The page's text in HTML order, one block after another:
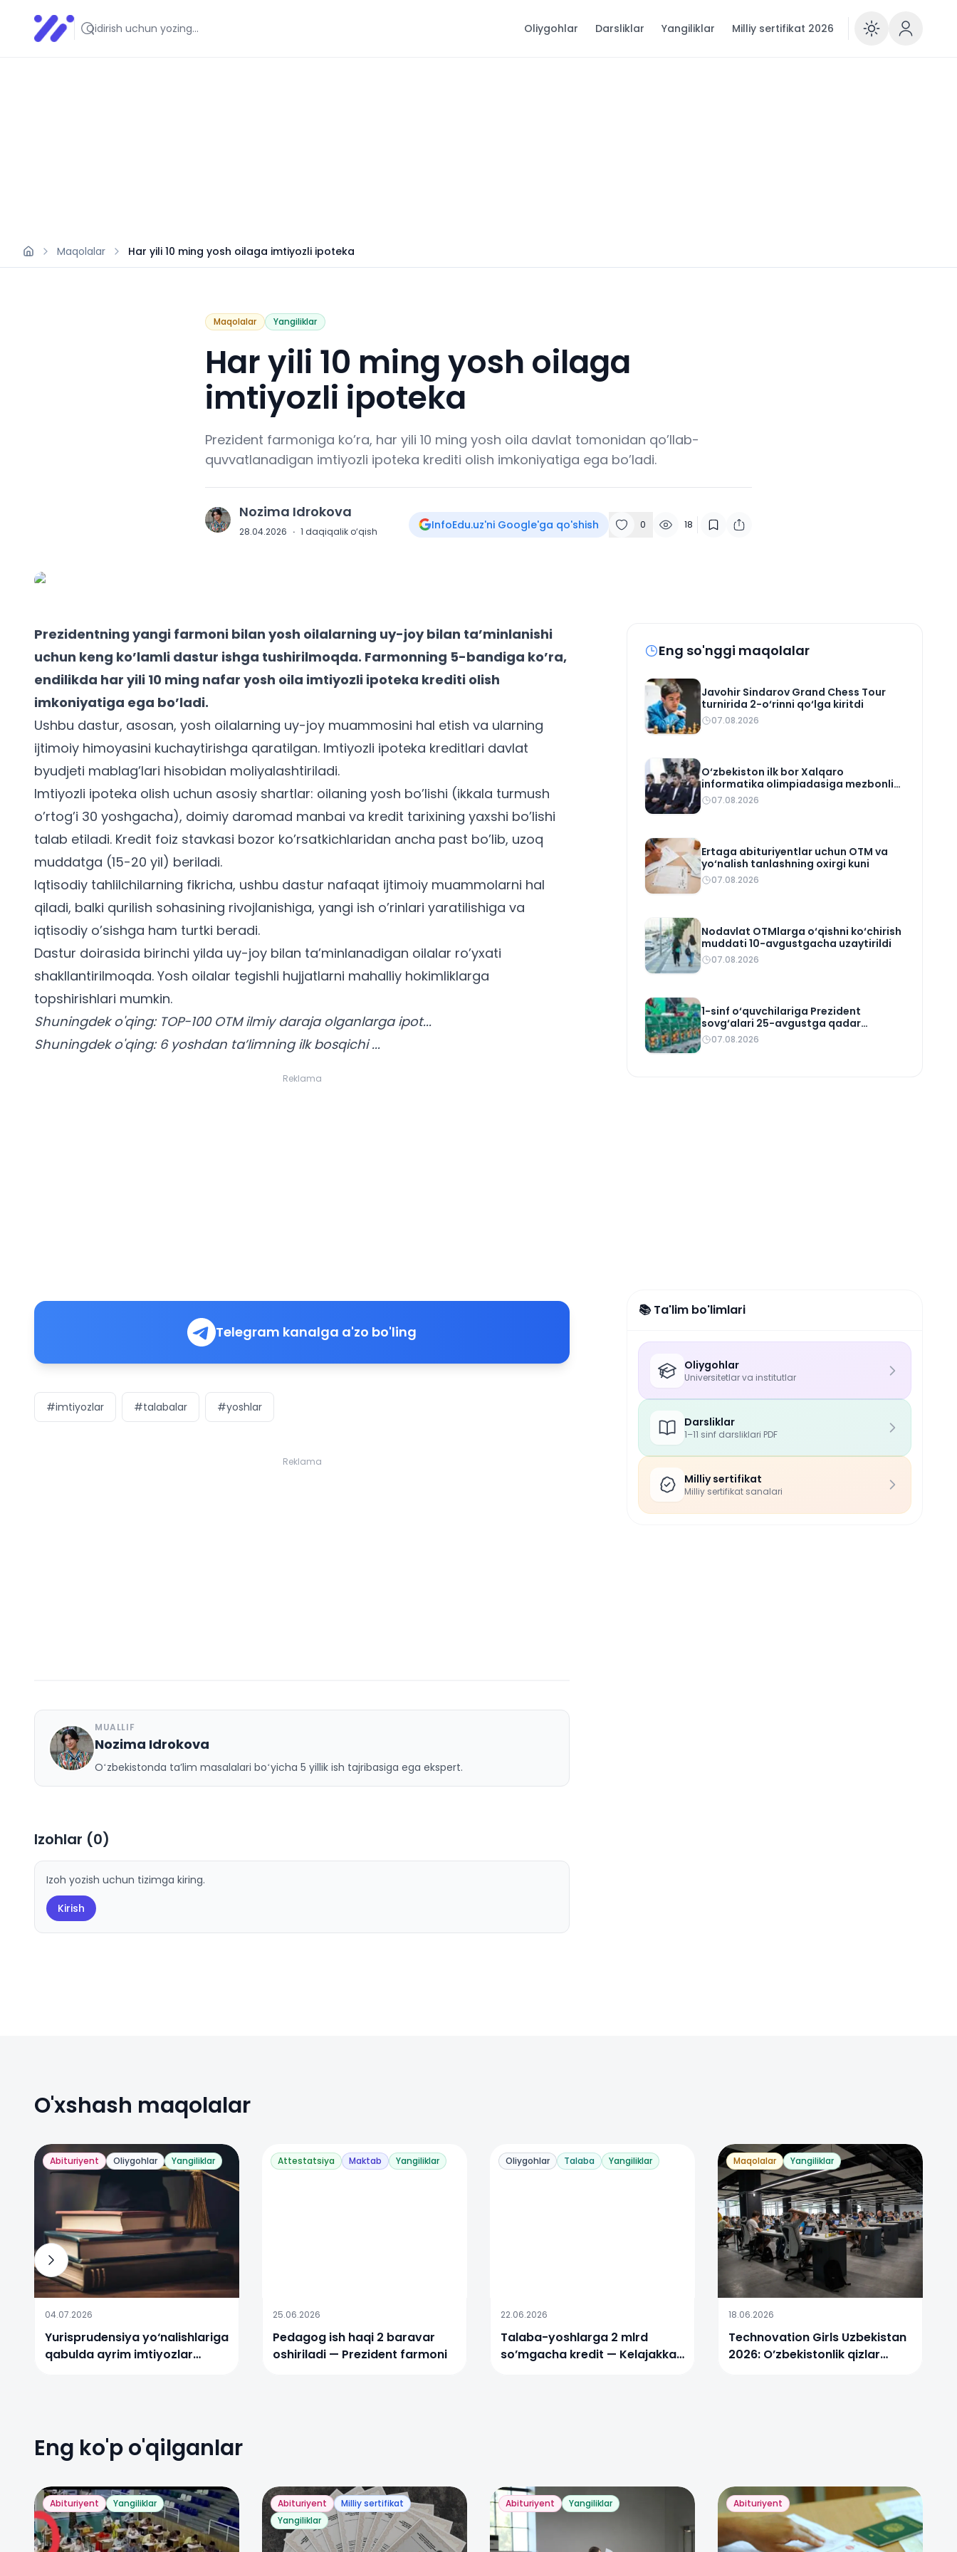
Infoedu
Ta&#039;lim xabarlari va yangiliklari Oliygohlar Darsliklar Yangiliklar Milliy sertifikat 2026
Maqolalar Har yili 10 ming yosh oilaga imtiyozli ipoteka
Maqolalar Yangiliklar
Har yili 10 ming yosh oilaga
imtiyozli ipoteka
Prezident farmoniga ko’ra, har yili 10 ming yosh oila davlat tomonidan qo’llab-
quvvatlanadigan imtiyozli ipoteka krediti olish imkoniyatiga ega bo’ladi.
N Nozima Idrokova
28.04.2026 · 1 daqiqalik o‘qish InfoEdu.uz'ni Google'ga qo'shish 0 18
Prezidentning yangi farmoni bilan yosh oilalarning uy-joy bilan ta’minlanishi
uchun keng ko’lamli dastur ishga tushirilmoqda. Farmonning 5-bandiga ko’ra,
endilikda har yili 10 ming nafar yosh oila imtiyozli ipoteka krediti olish
imkoniyatiga ega bo’ladi.
Ushbu dastur, asosan, yosh oilalarning uy-joy muammosini hal etish va ularning
ijtimoiy himoyasini kuchaytirishga qaratilgan. Imtiyozli ipoteka kreditlari davlat
byudjeti mablag’lari hisobidan moliyalashtiriladi.
Imtiyozli ipoteka olish uchun asosiy shartlar: oilaning yosh bo’lishi (ikkala turmush
o’rtog’i 30 yoshgacha), doimiy daromad manbai va kredit tarixining yaxshi bo’lishi
talab etiladi. Kredit foiz stavkasi bozor ko’rsatkichlaridan ancha past bo’lib, uzoq
muddatga (15-20 yil) beriladi.
Iqtisodiy tahlilchilarning fikricha, ushbu dastur nafaqat ijtimoiy muammolarni hal
qiladi, balki qurilish sohasining rivojlanishiga, yangi ish o’rinlari yaratilishiga va
iqtisodiy o’sishga ham turtki beradi.
Dastur doirasida birinchi yilda uy-joy bilan ta’minlanadigan oilalar ro’yxati
shakllantirilmoqda. Yosh oilalar tegishli hujjatlarni mahalliy hokimliklarga
topshirishlari mumkin.
Shuningdek o'qing: TOP-100 OTM ilmiy daraja olganlarga ipot...
Shuningdek o'qing: 6 yoshdan ta’limning ilk bosqichi ...
Reklama
Telegram kanalga a'zo bo'ling
#imtiyozlar #talabalar #yoshlar
Reklama
N
MUALLIF
Nozima Idrokova
Oʻzbekistonda taʼlim masalalari boʻyicha 5 yillik ish tajribasiga ega ekspert.
Izohlar (0)
Izoh yozish uchun tizimga kiring.
Kirish
Eng so'nggi maqolalar
Javohir Sindarov Grand Chess Tour
turnirida 2-o‘rinni qo‘lga kiritdi
07.08.2026
O‘zbekiston ilk bor Xalqaro
informatika olimpiadasiga mezbonlik
qiladi
07.08.2026
Ertaga abituriyentlar uchun OTM va
yo‘nalish tanlashning oxirgi kuni
07.08.2026
Nodavlat OTMlarga o‘qishni ko‘chirish
muddati 10-avgustgacha uzaytirildi
07.08.2026
1-sinf o‘quvchilariga Prezident
sovg‘alari 25-avgustga qadar
yetkaziladi
07.08.2026
📚 Ta'lim bo'limlari
Oliygohlar
Universitetlar va institutlar
Darsliklar
1–11 sinf darsliklari PDF
Milliy sertifikat
Milliy sertifikat sanalari
O'xshash maqolalar
Abituriyent Oliygohlar Yangiliklar
04.07.2026
Yurisprudensiya yo‘nalishlariga
qabulda ayrim imtiyozlar
Attestatsiya Maktab Yangiliklar
25.06.2026
Pedagog ish haqi 2 baravar
oshiriladi — Prezident farmoni
Oliygohlar Talaba Yangiliklar
22.06.2026
Talaba-yoshlarga 2 mlrd
so’mgacha kredit — Kelajakka
Maqolalar Yangiliklar
18.06.2026
Technovation Girls Uzbekistan
2026: O’zbekistonlik qizlar
Eng ko'p o'qilganlar
Abituriyent Yangiliklar Abituriyent
Milliy sertifikat
Yangiliklar
Abituriyent Yangiliklar Abituriyent